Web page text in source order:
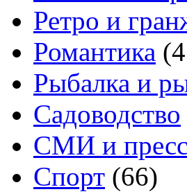
Ретро и
Романтика
Рыбалка и
Садоводство
СМИ и
Спорт (66)